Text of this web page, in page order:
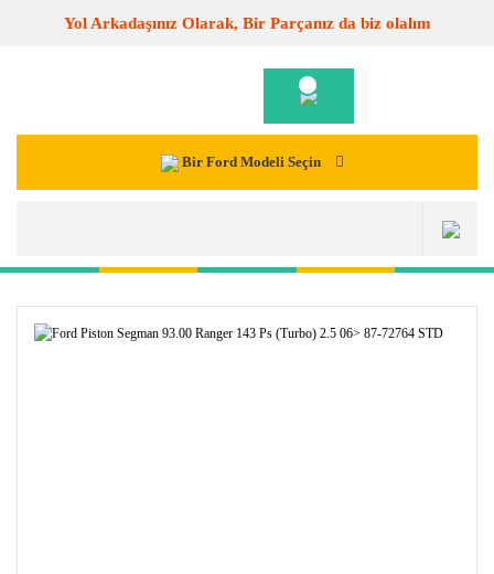
Yol Arkadaşınız Olarak, Bir Parçanız da biz olalım
Bir Ford Modeli Seçin